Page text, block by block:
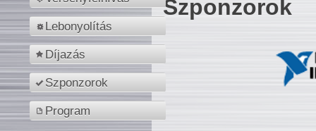
Lebonyolítás
Díjazás
Szponzorok
Program
Szponzorok